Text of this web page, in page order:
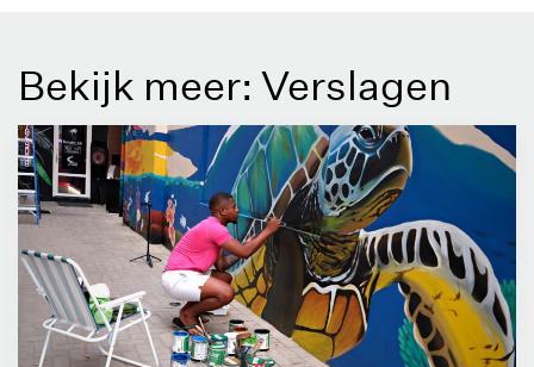
Bekijk meer: Verslagen